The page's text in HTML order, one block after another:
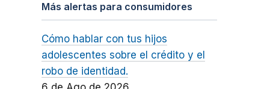
Más alertas para consumidores
Cómo hablar con tus hijos
adolescentes sobre el crédito y el
robo de identidad.